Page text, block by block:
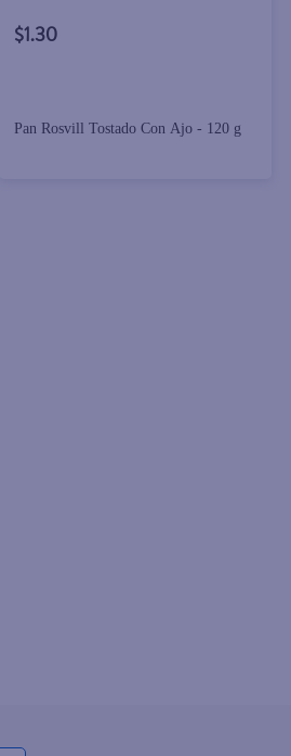
$1.30
Pan Rosvill Tostado Con Ajo - 120 g